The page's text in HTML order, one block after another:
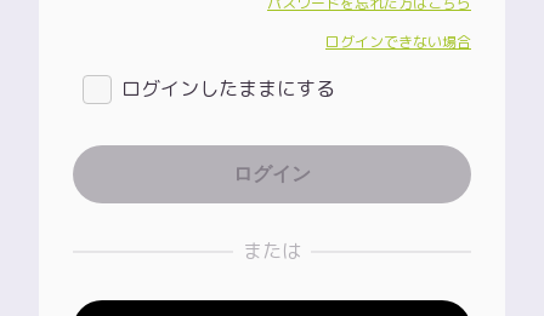
ログインできない場合
ログインしたままにする
または